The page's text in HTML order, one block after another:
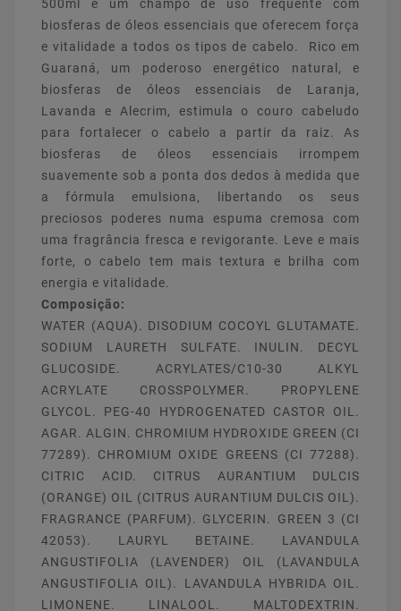
500ml é um champô de uso frequente com
biosferas de óleos essenciais que oferecem força
e vitalidade a todos os tipos de cabelo. Rico em
Guaraná, um poderoso energético natural, e
biosferas de óleos essenciais de Laranja,
Lavanda e Alecrim, estimula o couro cabeludo
para fortalecer o cabelo a partir da raiz. As
biosferas de óleos essenciais irrompem
suavemente sob a ponta dos dedos à medida que
a fórmula emulsiona, libertando os seus
preciosos poderes numa espuma cremosa com
uma fragrância fresca e revigorante. Leve e mais
forte, o cabelo tem mais textura e brilha com
energia e vitalidade.
Composição:
WATER (AQUA). DISODIUM COCOYL GLUTAMATE.
SODIUM LAURETH SULFATE. INULIN. DECYL
GLUCOSIDE. ACRYLATES/C10-30 ALKYL
ACRYLATE CROSSPOLYMER. PROPYLENE
GLYCOL. PEG-40 HYDROGENATED CASTOR OIL.
AGAR. ALGIN. CHROMIUM HYDROXIDE GREEN (CI
77289). CHROMIUM OXIDE GREENS (CI 77288).
CITRIC ACID. CITRUS AURANTIUM DULCIS
(ORANGE) OIL (CITRUS AURANTIUM DULCIS OIL).
FRAGRANCE (PARFUM). GLYCERIN. GREEN 3 (CI
42053). LAURYL BETAINE. LAVANDULA
ANGUSTIFOLIA (LAVENDER) OIL (LAVANDULA
ANGUSTIFOLIA OIL). LAVANDULA HYBRIDA OIL.
LIMONENE. LINALOOL. MALTODEXTRIN.